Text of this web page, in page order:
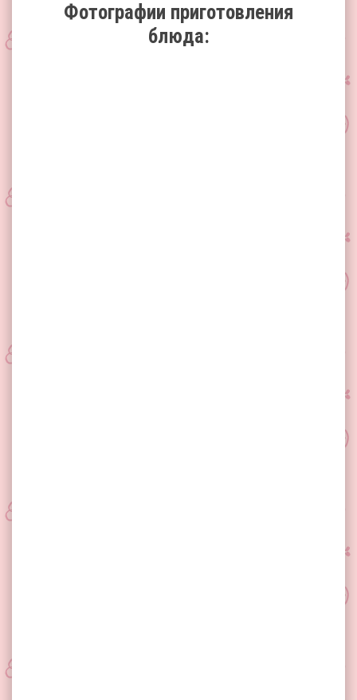
Фотографии приготовления
блюда: